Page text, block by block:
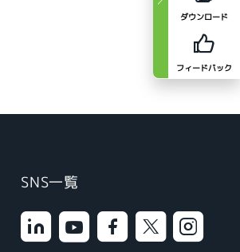
ダウンロード
フィードバック
SNS一覧